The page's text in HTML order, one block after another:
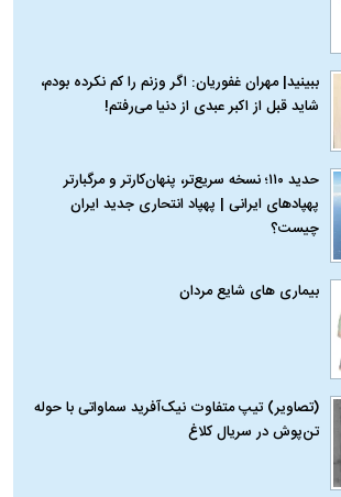
ببینید| مهران غفوریان: اگر وزنم را کم نکرده بودم،
شاید قبل از اکبر عبدی از دنیا می‌رفتم!
حدید ۱۱۰؛ نسخه سریع‌تر، پنهان‌کارتر و مرگبارتر
پهپادهای ایرانی | پهپاد انتحاری جدید ایران
چیست؟
بیماری‌ های شایع مردان
(تصاویر) تیپ متفاوت نیک‌آفرید سماواتی با حوله
تن‌پوش در سریال کلاغ